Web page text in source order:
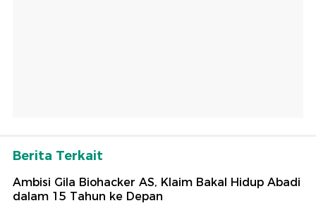
Berita Terkait
Ambisi Gila Biohacker AS, Klaim Bakal Hidup Abadi
dalam 15 Tahun ke Depan